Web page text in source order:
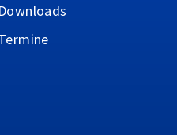
Downloads